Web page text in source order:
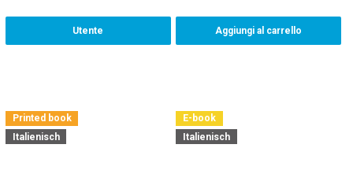
Utente Aggiungi al carrello
Printed book
Italienisch
E-book
Italienisch